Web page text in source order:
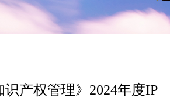
产权管理》2024年度IP